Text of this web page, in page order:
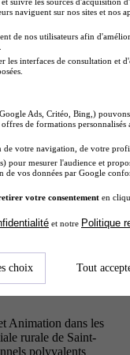
forme des
capables de
touristiques tout
Animation dans les
rurale de Saint-
polyvalents
naviguent sur nos sites et nos
de nos utilisateurs afin
les interfaces de consultation et
Google Ads, Critéo, Bing,)
de formations
votre navigation, de votre
pour mesurer l'audience et
de vos données par Google
votre consentement en
et notre Politique
choix Tout